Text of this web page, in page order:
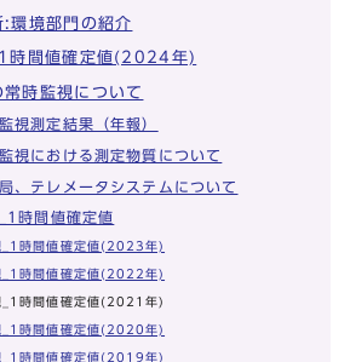
環境部門の紹介
時間値確定値(2024年)
時監視について
視測定結果（年報）
視における測定物質について
、テレメータシステムについて
時間値確定値
_1時間値確定値(2023年)
_1時間値確定値(2022年)
_1時間値確定値(2021年)
_1時間値確定値(2020年)
_1時間値確定値(2019年)